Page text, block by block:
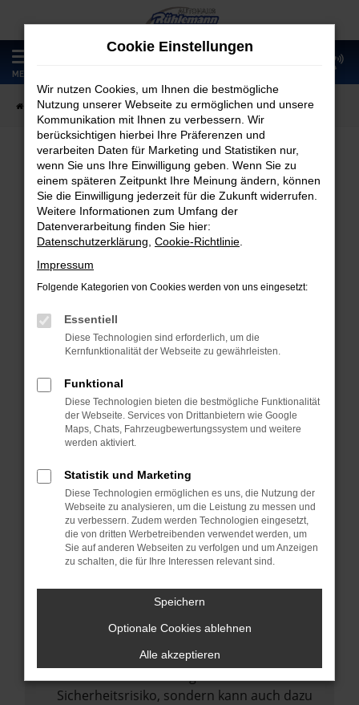
Zum
Hauptinhalt
springen
MENÜ
Startseite Fahrzeugangebote Fahrzeugmarkt
Fahrzeugmarkt
Fehler: Network Error
Beim Laden ist ein Fehler aufgetreten.
Hier sind ein paar Tipps, die dir helfen können:
Überprüfe deine Firewall und deine
Laden andere Webseiten, zum Beispiel
deine Suchmaschine?
Prüfe deine Browsererweiterungen.
Manche Erweiterungen, wie Werbeblocker,
können das Laden bestimmter Seiten
verhindern. Funktioniert die Seite in einem
anderen Browser oder in einem privaten
Fenster?
Starte dein Gerät neu.
vorübergehende Probleme zu beheben.
Betriebssystem auf dem neuesten Stand
Veraltete Software birgt nicht nur ein
Sicherheitsrisiko, sondern kann auch dazu
Cookie Einstellungen
Wir nutzen Cookies, um Ihnen die bestmögliche
Nutzung unserer Webseite zu ermöglichen und unsere
Kommunikation mit Ihnen zu verbessern. Wir
berücksichtigen hierbei Ihre Präferenzen und
verarbeiten Daten für Marketing und Statistiken nur,
wenn Sie uns Ihre Einwilligung geben. Wenn Sie zu
einem späteren Zeitpunkt Ihre Meinung ändern, können
Sie die Einwilligung jederzeit für die Zukunft widerrufen.
Weitere Informationen zum Umfang der
Datenverarbeitung finden Sie hier:
Datenschutzerklärung Cookie-Richtlinie
Impressum
Folgende Kategorien von Cookies werden von uns eingesetzt:
Essentiell
Diese Technologien sind erforderlich, um die
Kernfunktionalität der Webseite zu gewährleisten.
Funktional
Diese Technologien bieten die bestmögliche Funktionalität
der Webseite. Services von Drittanbietern wie Google
Maps, Chats, Fahrzeugbewertungssystem und weitere
werden aktiviert.
Statistik und Marketing
Diese Technologien ermöglichen es uns, die Nutzung der
Webseite zu analysieren, um die Leistung zu messen und
zu verbessern. Zudem werden Technologien eingesetzt,
die von dritten Werbetreibenden verwendet werden, um
Sie auf anderen Webseiten zu verfolgen und um Anzeigen
zu schalten, die für Ihre Interessen relevant sind.
Speichern
Optionale Cookies ablehnen
Alle akzeptieren